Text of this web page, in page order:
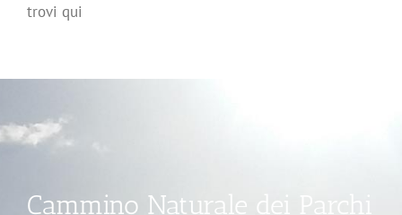
trovi qui
Cammino Naturale dei Parchi